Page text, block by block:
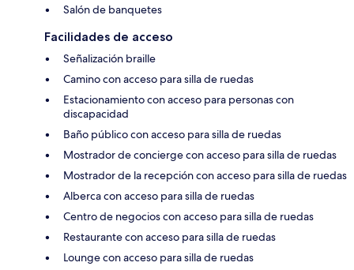
Salón de banquetes
Facilidades de acceso
Señalización braille
Camino con acceso para silla de ruedas
Estacionamiento con acceso para personas con
discapacidad
Baño público con acceso para silla de ruedas
Mostrador de concierge con acceso para silla de ruedas
Mostrador de la recepción con acceso para silla de ruedas
Alberca con acceso para silla de ruedas
Centro de negocios con acceso para silla de ruedas
Restaurante con acceso para silla de ruedas
Lounge con acceso para silla de ruedas